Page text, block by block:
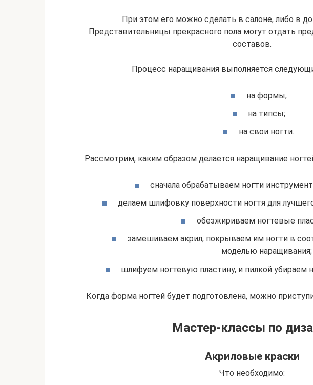
При этом его можно сделать в салоне, либо в
Представительницы прекрасного пола могут отдать
составов.
Процесс наращивания выполняется
на формы;
на типсы;
на свои ногти.
Рассмотрим, каким образом делается наращивание
сначала обрабатываем ногти
делаем шлифовку поверхности ногтя для
обезжириваем ногтевые
замешиваем акрил, покрываем им ногти в
моделью наращивания;
шлифуем ногтевую пластину, и пилкой убираем
Когда форма ногтей будет подготовлена, можно
Мастер-классы по
Акриловые краски
Что необходимо: